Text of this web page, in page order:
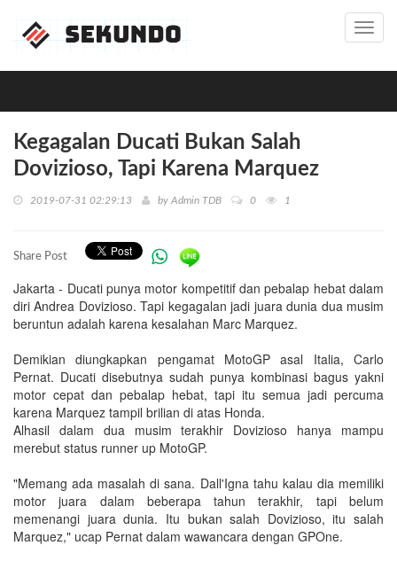
Kegagalan Ducati Bukan Salah
Dovizioso, Tapi Karena Marquez
2019-07-31 02:29:13 by Admin TDB 0 1
Share Post
Jakarta - Ducati punya motor kompetitif dan pebalap hebat dalam
diri Andrea Dovizioso. Tapi kegagalan jadi juara dunia dua musim
beruntun adalah karena kesalahan Marc Marquez.
Demikian diungkapkan pengamat MotoGP asal Italia, Carlo
Pernat. Ducati disebutnya sudah punya kombinasi bagus yakni
motor cepat dan pebalap hebat, tapi itu semua jadi percuma
karena Marquez tampil brilian di atas Honda.
Alhasil dalam dua musim terakhir Dovizioso hanya mampu
merebut status runner up MotoGP.
"Memang ada masalah di sana. Dall'Igna tahu kalau dia memiliki
motor juara dalam beberapa tahun terakhir, tapi belum
memenangi juara dunia. Itu bukan salah Dovizioso, itu salah
Marquez," ucap Pernat dalam wawancara dengan GPOne.